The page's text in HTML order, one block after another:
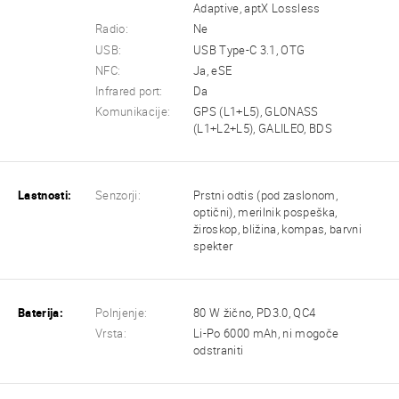
Adaptive, aptX Lossless
Radio:
Ne
USB:
USB Type-C 3.1, OTG
NFC:
Ja, eSE
Infrared port:
Da
Komunikacije:
GPS (L1+L5), GLONASS
(L1+L2+L5), GALILEO, BDS
Lastnosti: Senzorji:
Prstni odtis (pod zaslonom,
optični), merilnik pospeška,
žiroskop, bližina, kompas, barvni
spekter
Baterija: Polnjenje:
80 W žično, PD3.0, QC4
Vrsta:
Li-Po 6000 mAh, ni mogoče
odstraniti